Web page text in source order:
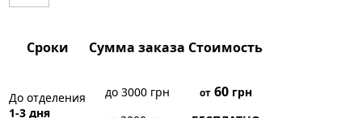
Сроки Сумма заказа Стоимость
До отделения
1-3 дня
до 3000 грн от60грн